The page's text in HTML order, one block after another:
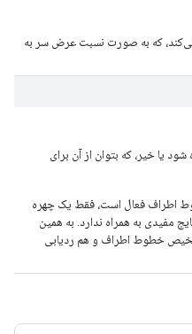
می‌کند، که به صورت نسبت عرض سر به
یا خیر، که بتوان از آن برای
اطراف فعال است، فقط یک چهره
مفیدی به همراه ندارد. به همین
خطوط اطراف و هم ردیابی